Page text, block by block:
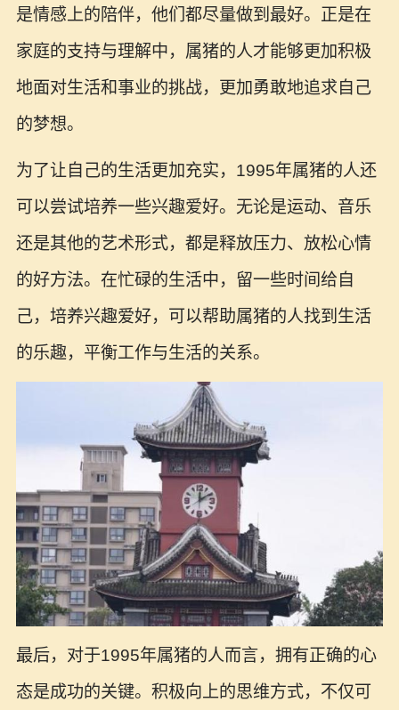
是情感上的陪伴，他们都尽量做到最好。正是在
家庭的支持与理解中，属猪的人才能够更加积极
地面对生活和事业的挑战，更加勇敢地追求自己
的梦想。
为了让自己的生活更加充实，1995年属猪的人还
可以尝试培养一些兴趣爱好。无论是运动、音乐
还是其他的艺术形式，都是释放压力、放松心情
的好方法。在忙碌的生活中，留一些时间给自
己，培养兴趣爱好，可以帮助属猪的人找到生活
的乐趣，平衡工作与生活的关系。
最后，对于1995年属猪的人而言，拥有正确的心
态是成功的关键。积极向上的思维方式，不仅可